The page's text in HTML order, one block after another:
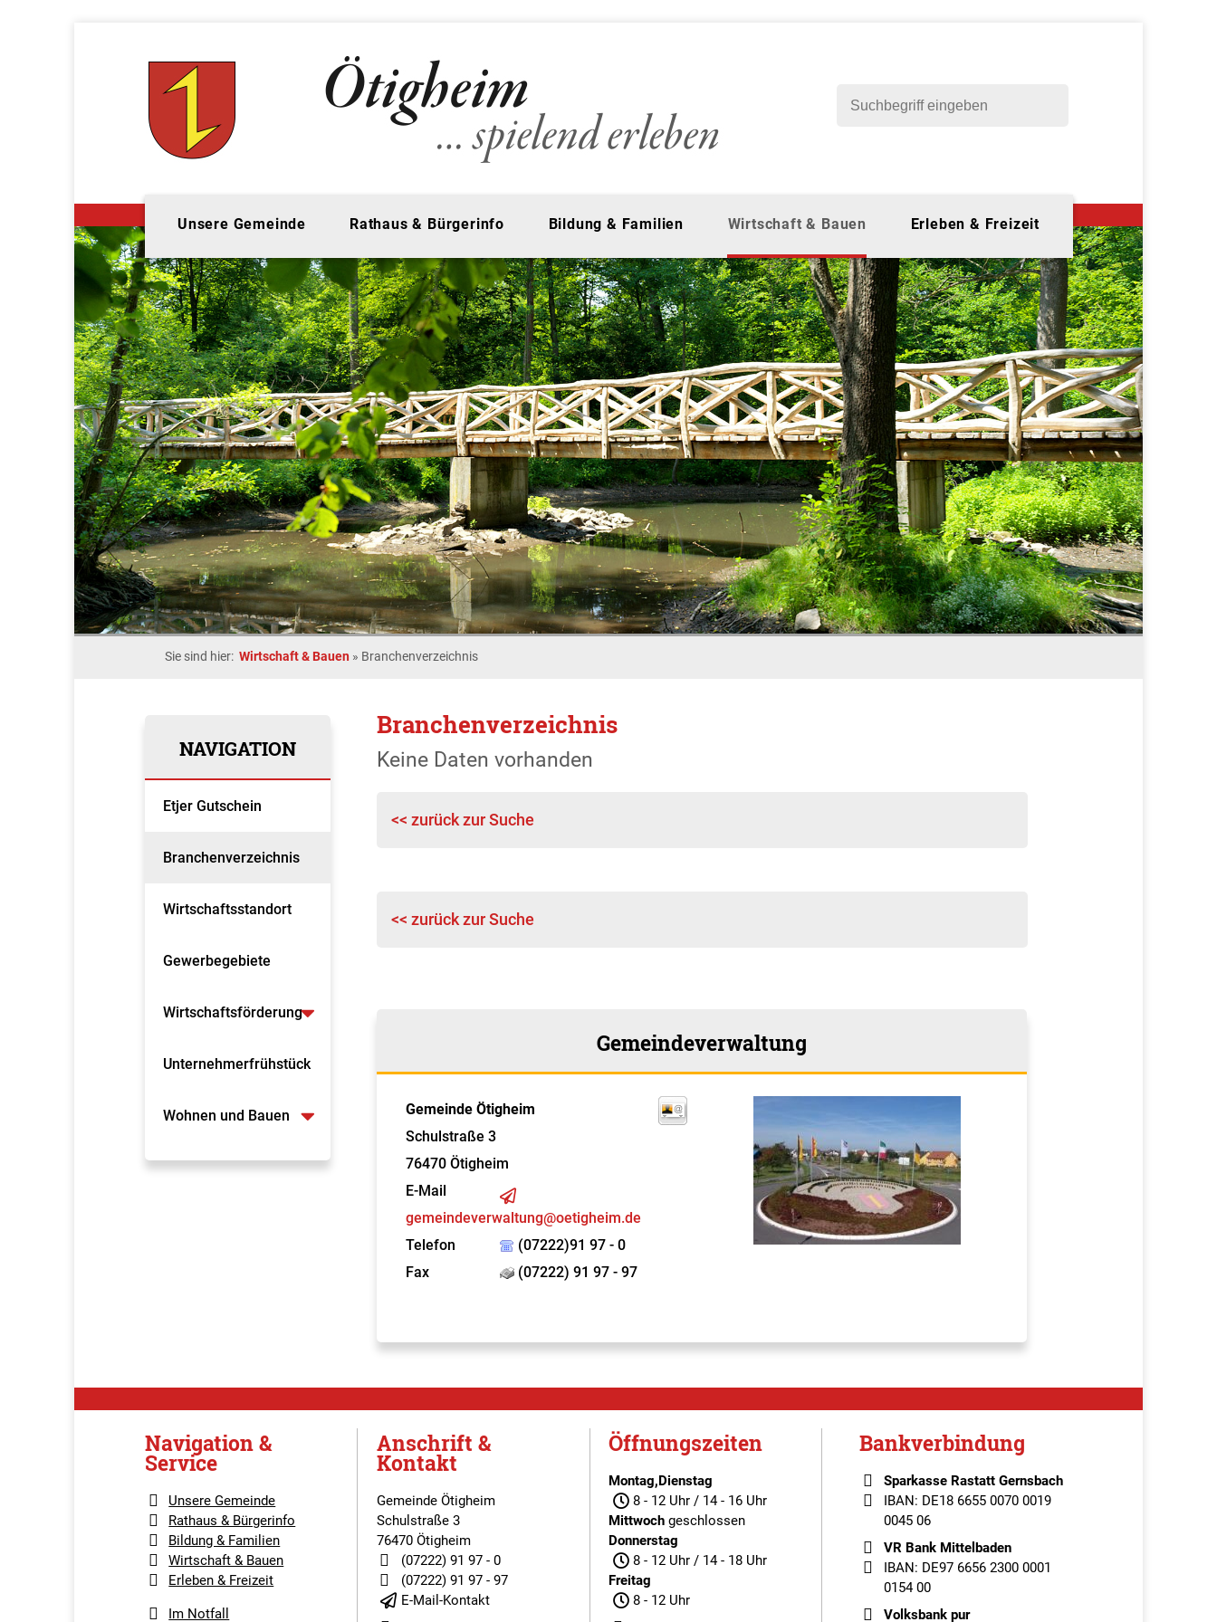
Unsere Gemeinde Rathaus & Bürgerinfo Bildung & Familien Wirtschaft & Bauen Erleben & Freizeit
Sie sind hier: Wirtschaft & Bauen » Branchenverzeichnis
NAVIGATION
Etjer Gutschein
Branchenverzeichnis
Wirtschaftsstandort
Gewerbegebiete
Wirtschaftsförderung
Unternehmerfrühstück
Wohnen und Bauen
Branchenverzeichnis
Keine Daten vorhanden
<< zurück zur Suche
<< zurück zur Suche
Gemeindeverwaltung
Gemeinde Ötigheim
Schulstraße 3
76470 Ötigheim
E-Mail
gemeindeverwaltung@oetigheim.de
Telefon
(07222)91 97 - 0
Fax
(07222) 91 97 - 97
Navigation &
Service
Unsere Gemeinde
Rathaus & Bürgerinfo
Bildung & Familien
Wirtschaft & Bauen
Erleben & Freizeit
Im Notfall
Anschrift &
Kontakt
Gemeinde Ötigheim
Schulstraße 3
76470 Ötigheim
(07222) 91 97 - 0
(07222) 91 97 - 97
E-Mail-Kontakt
Öffnungszeiten
Montag,Dienstag
8 - 12 Uhr / 14 - 16 Uhr
Mittwoch geschlossen
Donnerstag
8 - 12 Uhr / 14 - 18 Uhr
Freitag
8 - 12 Uhr
Bankverbindung
Sparkasse Rastatt Gernsbach
IBAN: DE18 6655 0070 0019
0045 06
VR Bank Mittelbaden
IBAN: DE97 6656 2300 0001
0154 00
Volksbank pur